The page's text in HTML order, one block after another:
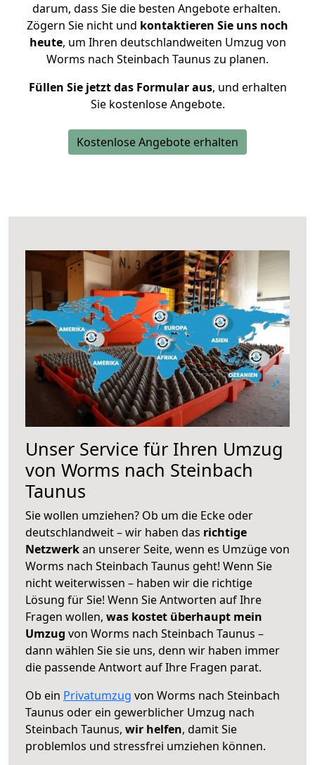
darum, dass Sie die besten Angebote erhalten.
Zögern Sie nicht und kontaktieren Sie uns noch
heute, um Ihren deutschlandweiten Umzug von
Worms nach Steinbach Taunus zu planen.
Füllen Sie jetzt das Formular aus, und erhalten
Sie kostenlose Angebote.
Kostenlose Angebote erhalten
Unser Service für Ihren Umzug
von Worms nach Steinbach
Taunus
Sie wollen umziehen? Ob um die Ecke oder
deutschlandweit – wir haben das richtige
Netzwerkan unserer Seite, wenn es Umzüge von
Worms nach Steinbach Taunus geht! Wenn Sie
nicht weiterwissen – haben wir die richtige
Lösung für Sie! Wenn Sie Antworten auf Ihre
Fragen wollen, was kostet überhaupt mein
Umzug von Worms nach Steinbach Taunus –
dann wählen Sie sie uns, denn wir haben immer
die passende Antwort auf Ihre Fragen parat.
Ob ein Privatumzug von Worms nach Steinbach
Taunus oder ein gewerblicher Umzug nach
Steinbach Taunus, wir helfen, damit Sie
problemlos und stressfrei umziehen können.